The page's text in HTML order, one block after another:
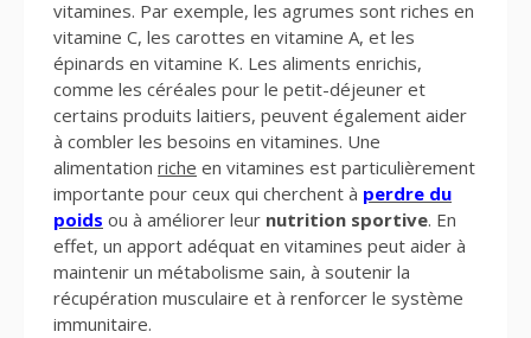
vitamines. Par exemple, les agrumes sont riches en
vitamine C, les carottes en vitamine A, et les
épinards en vitamine K. Les aliments enrichis,
comme les céréales pour le petit-déjeuner et
certains produits laitiers, peuvent également aider
à combler les besoins en vitamines. Une
alimentation riche en vitamines est particulièrement
importante pour ceux qui cherchent à perdre du
poids ou à améliorer leur nutrition sportive. En
effet, un apport adéquat en vitamines peut aider à
maintenir un métabolisme sain, à soutenir la
récupération musculaire et à renforcer le système
immunitaire.